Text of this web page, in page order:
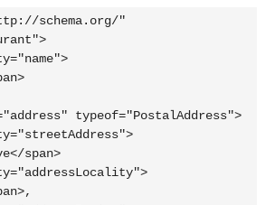
schema.org/"
typeof="PostalAddress">